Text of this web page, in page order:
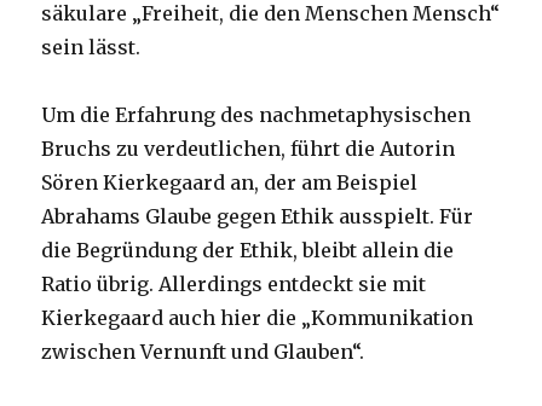
säkulare „Freiheit, die den Menschen Mensch“
sein lässt.
Um die Erfahrung des nachmetaphysischen
Bruchs zu verdeutlichen, führt die Autorin
Sören Kierkegaard an, der am Beispiel
Abrahams Glaube gegen Ethik ausspielt. Für
die Begründung der Ethik, bleibt allein die
Ratio übrig. Allerdings entdeckt sie mit
Kierkegaard auch hier die „Kommunikation
zwischen Vernunft und Glauben“.